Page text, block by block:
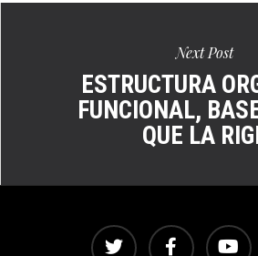
Next Post
ESTRUCTURA
FUNCIONAL,
QUE LA